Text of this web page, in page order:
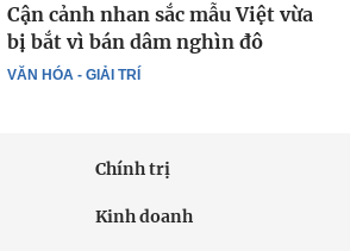
VĂN HÓA - GIẢI TRÍ
Cận cảnh nhan sắc mẫu Việt vừa
bị bắt vì bán dâm nghìn đô
Chính trị
Kinh doanh